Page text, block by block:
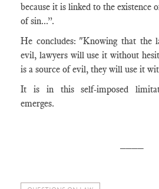
because it is linked to the existence
of sin...”.
He concludes: "Knowing that the
evil, lawyers will use it without
is a source of evil, they will use it
It is in this self-imposed
emerges.